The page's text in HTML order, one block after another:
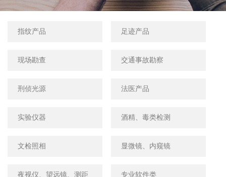
指纹产品 足迹产品
现场勘查 交通事故勘察
刑侦光源 法医产品
实验仪器 酒精、毒类检测
文检照相 显微镜、内窥镜
夜视仪、望远镜、测距 专业软件类